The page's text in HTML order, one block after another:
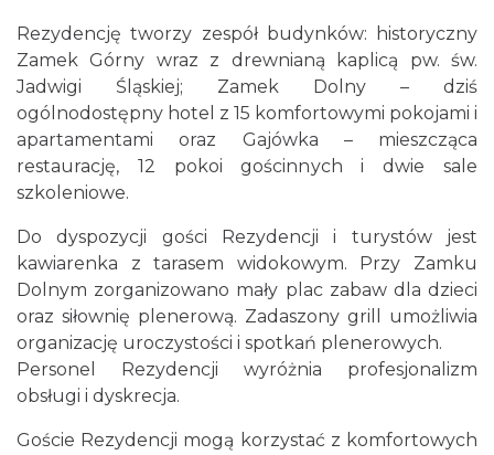
Rezydencję tworzy zespół budynków: historyczny
Zamek Górny wraz z drewnianą kaplicą pw. św.
Jadwigi Śląskiej; Zamek Dolny – dziś
ogólnodostępny hotel z 15 komfortowymi pokojami i
apartamentami oraz Gajówka – mieszcząca
restaurację, 12 pokoi gościnnych i dwie sale
szkoleniowe.
Do dyspozycji gości Rezydencji i turystów jest
kawiarenka z tarasem widokowym. Przy Zamku
Dolnym zorganizowano mały plac zabaw dla dzieci
oraz siłownię plenerową. Zadaszony grill umożliwia
organizację uroczystości i spotkań plenerowych.
Personel Rezydencji wyróżnia profesjonalizm
obsługi i dyskrecja.
Goście Rezydencji mogą korzystać z komfortowych